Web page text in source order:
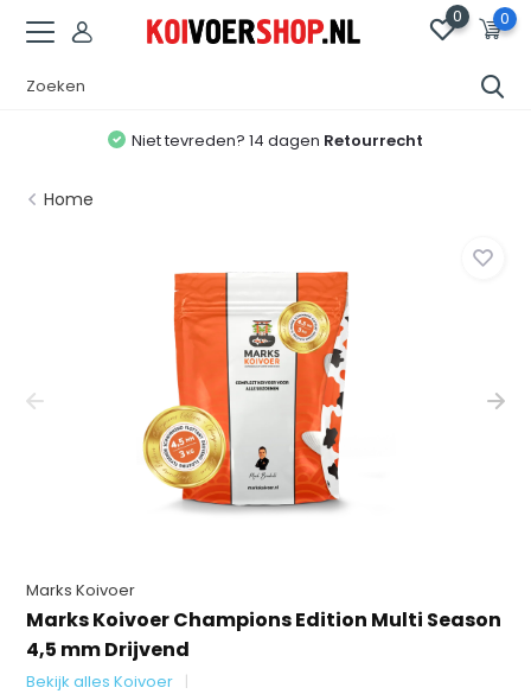
0 0
Niet tevreden? 14 dagen Retourrecht
Home
Marks Koivoer
Marks Koivoer Champions Edition Multi Season
4,5 mm Drijvend
Bekijk alles Koivoer